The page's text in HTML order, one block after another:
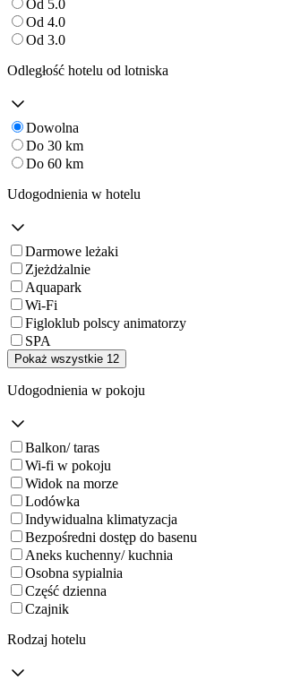
Od 5.0
Od 4.0
Od 3.0
Odległość hotelu od lotniska
Dowolna
Do 30 km
Do 60 km
Udogodnienia w hotelu
Darmowe leżaki
Zjeżdżalnie
Aquapark
Wi-Fi
Figloklub polscy animatorzy
SPA
Pokaż wszystkie 12
Udogodnienia w pokoju
Balkon/ taras
Wi-fi w pokoju
Widok na morze
Lodówka
Indywidualna klimatyzacja
Bezpośredni dostęp do basenu
Aneks kuchenny/ kuchnia
Osobna sypialnia
Część dzienna
Czajnik
Rodzaj hotelu